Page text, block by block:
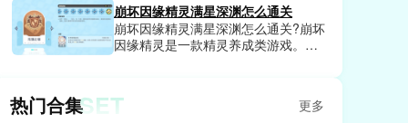
武姬，那么今天小编就和大家分享一
下决斗学院武姬培养技巧，帮助玩家
选到最合适自己的武姬，合理分配资
崩坏因缘精灵满星深渊怎么通关
崩坏因缘精灵满星深渊怎么通关?崩坏
因缘精灵是一款精灵养成类游戏。在
和兑换券等等，其中深渊副本算是难
热门合集SET 更多